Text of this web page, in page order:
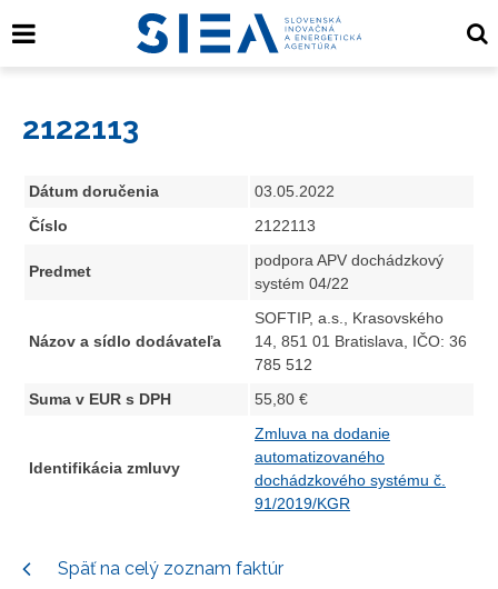
2122113
Dátum doručenia
03.05.2022
Číslo
2122113
Predmet
podpora APV dochádzkový
systém 04/22
Názov a sídlo dodávateľa
SOFTIP, a.s., Krasovského
14, 851 01 Bratislava, IČO: 36
785 512
Suma v EUR s DPH
55,80 €
Identifikácia zmluvy
Zmluva na dodanie
automatizovaného
dochádzkového systému č.
91/2019/KGR
Späť na celý zoznam faktúr